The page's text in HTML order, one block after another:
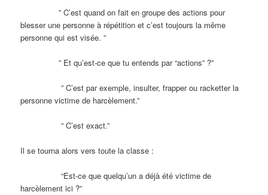
” C’est quand on fait en groupe des actions pour
blesser une personne à répétition et c’est toujours la même
personne qui est visée. ”
” Et qu’est-ce que tu entends par “actions” ?”
” C’est par exemple, insulter, frapper ou racketter la
personne victime de harcèlement.”
” C’est exact.”
Il se tourna alors vers toute la classe :
“Est-ce que quelqu’un a déjà été victime de
harcèlement ici ?”